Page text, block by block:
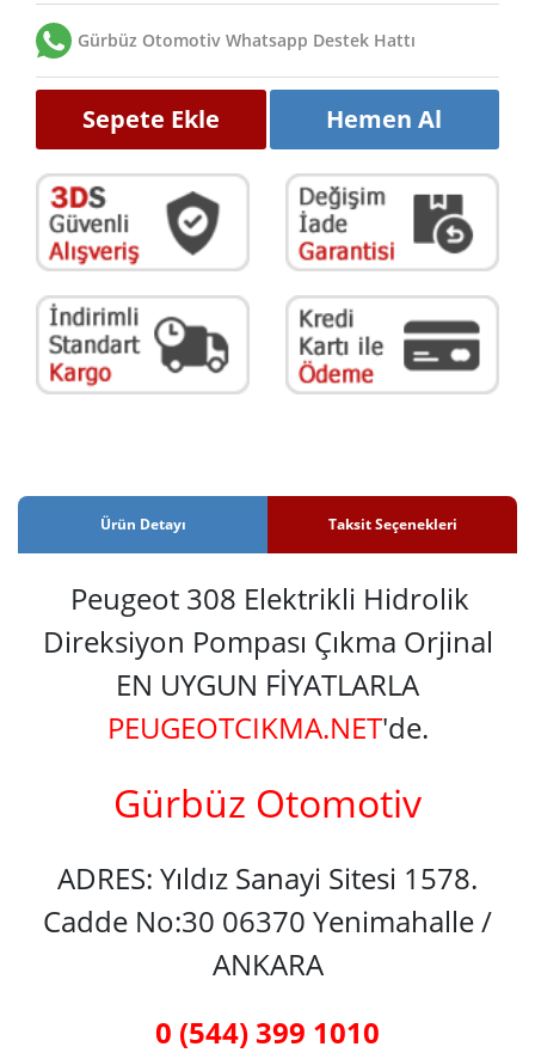
Gürbüz Otomotiv Whatsapp Destek Hattı
Sepete Ekle Hemen Al
Ürün Detayı Taksit Seçenekleri
Peugeot 308 Elektrikli Hidrolik
Direksiyon Pompası Çıkma Orjinal
EN UYGUN FİYATLARLA
PEUGEOTCIKMA.NET'de.
Gürbüz Otomotiv
ADRES: Yıldız Sanayi Sitesi 1578.
Cadde No:30 06370 Yenimahalle /
ANKARA
0 (544) 399 1010